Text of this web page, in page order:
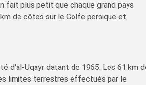
fait plus petit que chaque grand pays
de côtes sur le Golfe persique et
d'al-Uqayr datant de 1965. Les 61 km
limites terrestres effectués par le